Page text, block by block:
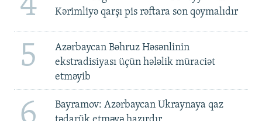
Kərimliyə qarşı pis rəftara son qoymalıdır
5
Azərbaycan Bəhruz Həsənlinin
ekstradisiyası üçün hələlik müraciət
etməyib
Bayramov: Azərbaycan Ukraynaya qaz